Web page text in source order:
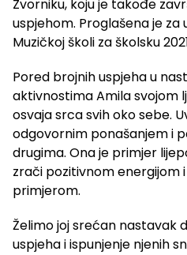
Zvorniku, koju je takođe
uspjehom. Proglašena je
Muzičkoj školi za školsku
Pored brojnih uspjeha u
aktivnostima Amila svojom
osvaja srca svih oko sebe.
odgovornim ponašanjem i
drugima. Ona je primjer
zrači pozitivnom energijom
primjerom.
Želimo joj srećan nastavak
uspjeha i ispunjenje njenih